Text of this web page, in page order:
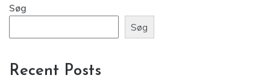
Søg
Søg
Recent Posts